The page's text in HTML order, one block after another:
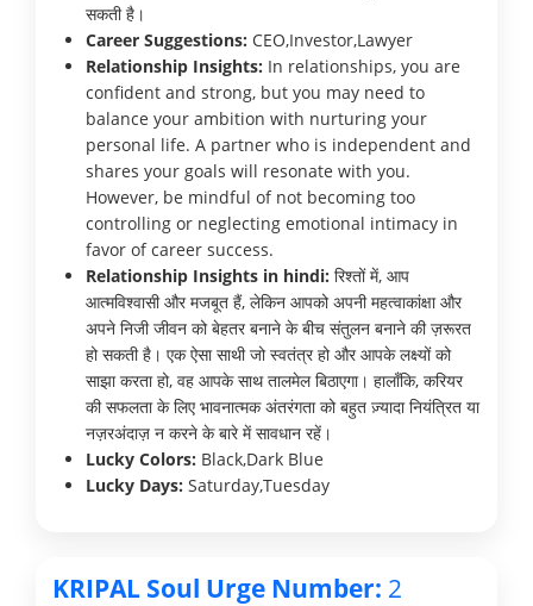
सकती है।
Career Suggestions: CEO,Investor,Lawyer
Relationship Insights: In relationships, you are
confident and strong, but you may need to
balance your ambition with nurturing your
personal life. A partner who is independent and
shares your goals will resonate with you.
However, be mindful of not becoming too
controlling or neglecting emotional intimacy in
favor of career success.
Relationship Insights in hindi: रिश्तों में, आप
आत्मविश्वासी और मजबूत हैं, लेकिन आपको अपनी महत्वाकांक्षा और
अपने निजी जीवन को बेहतर बनाने के बीच संतुलन बनाने की ज़रूरत
हो सकती है। एक ऐसा साथी जो स्वतंत्र हो और आपके लक्ष्यों को
साझा करता हो, वह आपके साथ तालमेल बिठाएगा। हालाँकि, करियर
की सफलता के लिए भावनात्मक अंतरंगता को बहुत ज़्यादा नियंत्रित या
नज़रअंदाज़ न करने के बारे में सावधान रहें।
Lucky Colors: Black,Dark Blue
Lucky Days: Saturday,Tuesday
KRIPAL Soul Urge Number: 2